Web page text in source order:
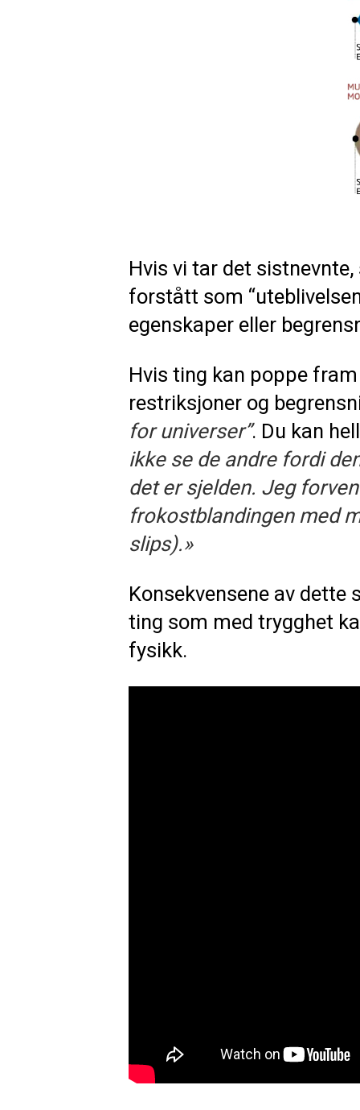
Hvis vi tar det
forstått som
egenskaper eller
Hvis ting kan poppe
restriksjoner og
for universer”. Du kan
ikke se de andre fordi
det er sjelden. Jeg
frokostblandingen med
slips).»
Konsekvensene av dette
ting som med trygghet
fysikk.